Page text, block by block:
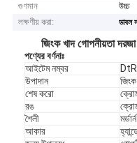
গুণমান
উচ্চ
লক্ষণীয় করা:
ডাবল
জিংক খাদ গোপনীয়তা
পণ্যের বর্ণনাঃ
আইটেম নম্বর
উপাদান
শেষ করো
রঙ
শৈলী
মর্ডার্ন
আকার